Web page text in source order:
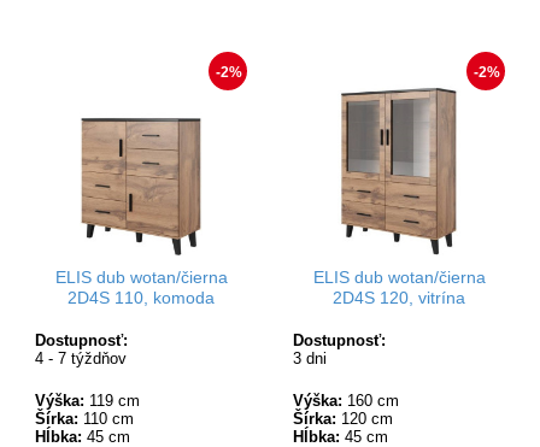
-2%
ELIS dub wotan/čierna
2D4S 110, komoda
Dostupnosť:
4 - 7 týždňov
Výška: 119 cm
Šírka: 110 cm
Hĺbka: 45 cm
-2%
ELIS dub wotan/čierna
2D4S 120, vitrína
Dostupnosť:
3 dni
Výška: 160 cm
Šírka: 120 cm
Hĺbka: 45 cm